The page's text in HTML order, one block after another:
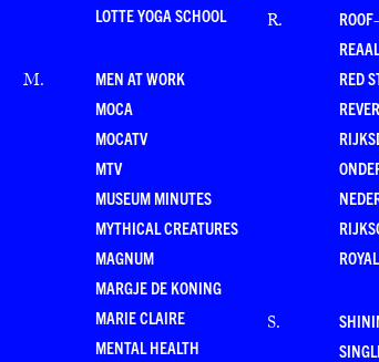
LOTTE YOGA SCHOOL
M.
MEN AT WORK
MOCA
MOCATV
MTV
MUSEUM MINUTES
MYTHICAL CREATURES
MAGNUM
MARGJE DE KONING
MARIE CLAIRE
MENTAL HEALTH
R.
RED
S.